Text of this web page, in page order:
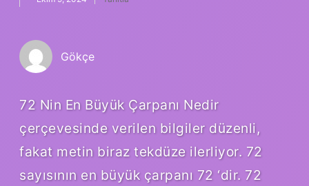
Gökçe
72 Nin En Büyük Çarpanı Nedir
çerçevesinde verilen bilgiler düzenli,
fakat metin biraz tekdüze ilerliyor. 72
sayısının en büyük çarpanı 72 ‘dir. 72